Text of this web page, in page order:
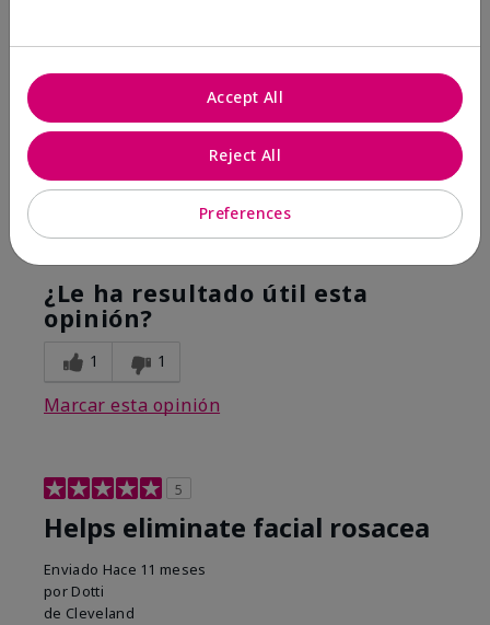
Comprador verificado
Evaluado en
I can't get enough of the microdermabrasion from
MK. I've used it for years and the formula is
everything I could have ever asked for!
¿Le ha resultado útil esta
opinión?
1 1
Marcar esta opinión
5
Helps eliminate facial rosacea
Enviado Hace 11 meses
por Dotti
de Cleveland
Preferences
Reject All
Accept All